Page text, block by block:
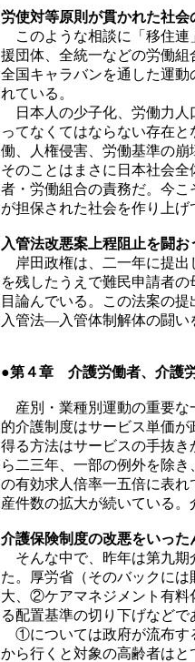
労使対等原則が貫かれた社会
このような相談に「移住連
援団体、全統一などの労働
全国キャラバンを通した運
れている。
日本人の少子化、労働力人
ってなくてはならない存在
働、人権侵害、労働基準の
そのことはまさに日本社会
者・労働組合の責務だ。今
が担保された社会を作り上げ
入管法改悪案上程阻止を闘お
岸田政権は、二一年に提出
を残したうえで難民申請者
目論んでいる。この法案の
入管法―入管体制解体の闘い
●第４章 介護労働者、介護
産別・業種別運動の重要な
的介護制度はサービス単価
得る方法はサービスの手抜
ら二三年、一部の例外を除
の有効求人倍率一五倍に表
産件数の拡大が続いている
介護保険制度の改悪をいった
そんな中で、昨年は第九期
た。厚労省（そのバックに
大、②ケアマネジメント有
る配置基準の切り下げなどで
①については政府が流布す
から行くと対象の高齢者は